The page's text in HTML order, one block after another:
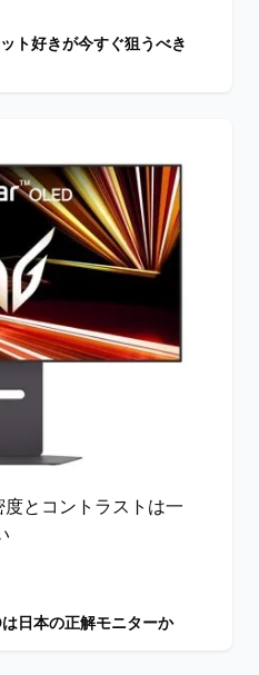
ト好きが今すぐ狙うべき
とコントラストは一
日本の正解モニターか